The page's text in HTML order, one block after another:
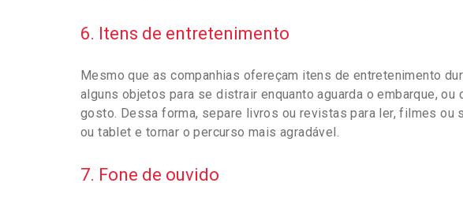
6. Itens de entretenimento
Mesmo que as companhias ofereçam itens de entretenimento
alguns objetos para se distrair enquanto aguarda o embarque, ou
gosto. Dessa forma, separe livros ou revistas para ler, filmes ou
ou tablet e tornar o percurso mais agradável.
7. Fone de ouvido